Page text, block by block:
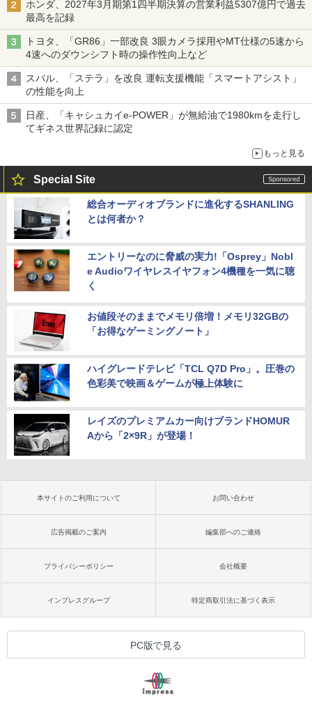
ホンダ、2027年3月期第1四半期決算の営業利益5307億円で過去
最高を記録
トヨタ、「GR86」一部改良 3眼カメラ採用やMT仕様の5速から
4速へのダウンシフト時の操作性向上など
スバル、「ステラ」を改良 運転支援機能「スマートアシスト」
の性能を向上
日産、「キャシュカイe-POWER」が無給油で1980kmを走行し
てギネス世界記録に認定
もっと見る
Special Site
総合オーディオブランドに進化するSHANLING
とは何者か？
エントリーなのに脅威の実力!「Osprey」Nobl
e Audioワイヤレスイヤフォン4機種を一気に聴
く
お値段そのままでメモリ倍増！メモリ32GBの
「お得なゲーミングノート」
ハイグレードテレビ「TCL Q7D Pro」。圧巻の
色彩美で映画＆ゲームが極上体験に
レイズのプレミアムカー向けブランドHOMUR
Aから「2×9R」が登場！
本サイトのご利用について お問い合わせ
広告掲載のご案内 編集部へのご連絡
プライバシーポリシー 会社概要
インプレスグループ 特定商取引法に基づく表示
PC版で見る